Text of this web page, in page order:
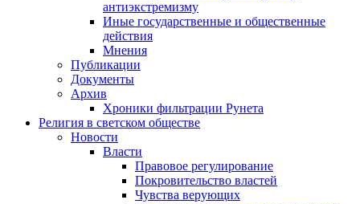
антиэкстремизму
Иные государственные и общественные
действия
Мнения
Публикации
Документы
Архив
Хроники фильтрации Рунета
Религия в светском обществе
Новости
Власти
Правовое регулирование
Покровительство властей
Чувства верующих